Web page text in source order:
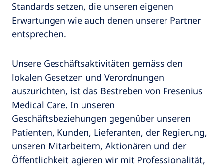
Standards setzen, die unseren eigenen
Erwartungen wie auch denen unserer Partner
entsprechen.
Unsere Geschäftsaktivitäten gemäss den
lokalen Gesetzen und Verordnungen
auszurichten, ist das Bestreben von Fresenius
Medical Care. In unseren
Geschäftsbeziehungen gegenüber unseren
Patienten, Kunden, Lieferanten, der Regierung,
unseren Mitarbeitern, Aktionären und der
Öffentlichkeit agieren wir mit Professionalität,